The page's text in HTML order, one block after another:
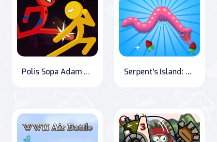
Polis Sopa Adam Güreş Dövüş Oyunu Serpent's Island: 3D Survival Adventure